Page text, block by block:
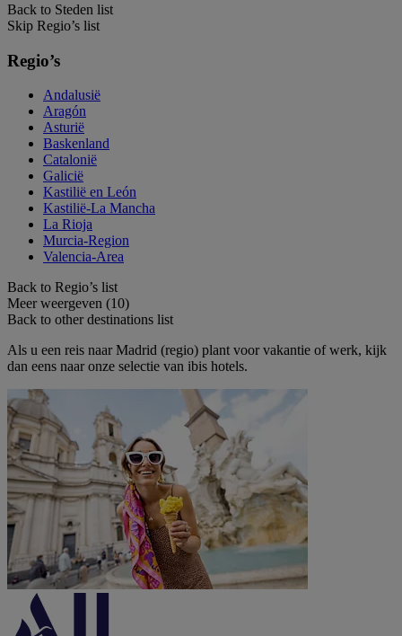
Back to Steden list
Skip Regio’s list
Regio’s
Andalusië
Aragón
Asturië
Baskenland
Catalonië
Galicië
Kastilië en León
Kastilië-La Mancha
La Rioja
Murcia-Region
Valencia-Area
Back to Regio’s list
Meer weergeven (10)
Back to other destinations list
Als u een reis naar Madrid (regio) plant voor vakantie of werk, kijk
dan eens naar onze selectie van ibis hotels.